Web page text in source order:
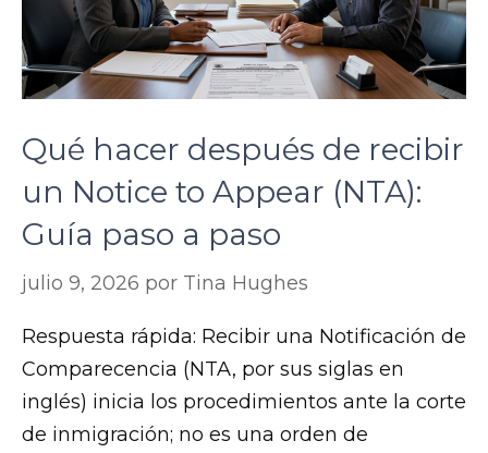
Qué hacer después de recibir
un Notice to Appear (NTA):
Guía paso a paso
julio 9, 2026 por Tina Hughes
Respuesta rápida: Recibir una Notificación de
Comparecencia (NTA, por sus siglas en
inglés) inicia los procedimientos ante la corte
de inmigración; no es una orden de